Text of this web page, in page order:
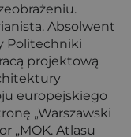
Absolwent
Politechniki
projektową
europejskiego
„Warszawski
„MOK. Atlasu